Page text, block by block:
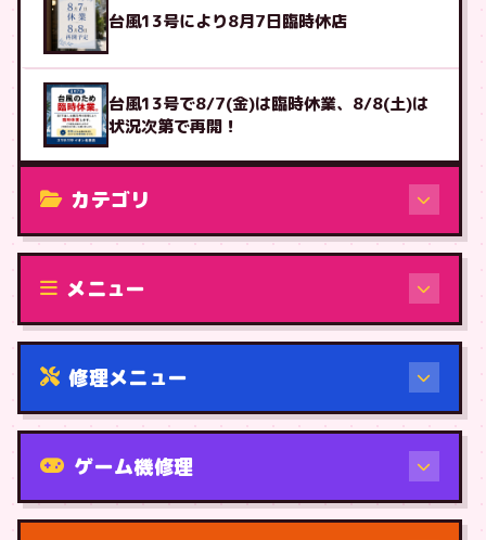
台風13号により8月7日臨時休店
台風13号で8/7(金)は臨時休業、8/8(土)は
状況次第で再開！
カテゴリ
修理（機種から）
メニュー
修理メニュー
機種から
ゲーム機修理